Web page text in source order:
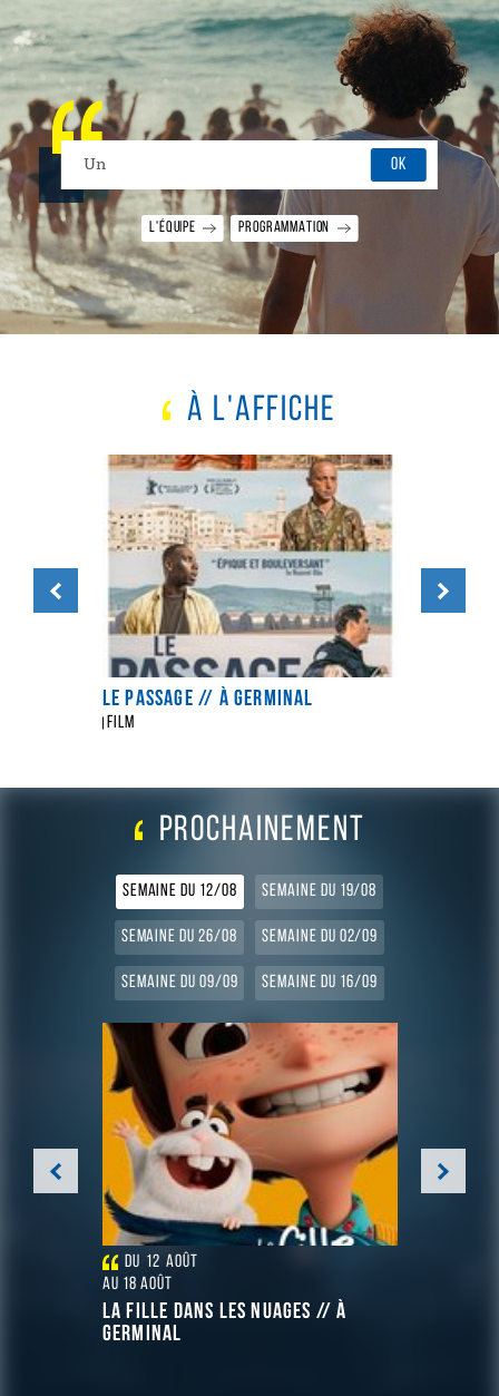
SEARCH ON SITE
Search
L'ÉQUIPE PROGRAMMATION
À L'AFFICHE
Précédent
LE PASSAGE // À GERMINAL
Film
Suivant
PROCHAINEMENT
AFFICHER LES FILMS POUR LA
SEMAINE DU 12/08
(FILTRE ACTIF)
AFFICHER LES FILMS
SEMAINE DU 19/08
AFFICHER LES FILMS POUR LA
SEMAINE DU 26/08 AFFICHER LES FILMS
SEMAINE DU 02/09
AFFICHER LES FILMS POUR LA
SEMAINE DU 09/09 AFFICHER LES FILMS
SEMAINE DU 16/09
Précédent
LA FILLE DANS LES NUAGES // À
GERMINAL
DU 12 AOÛT
AU 18 AOÛT
Suivant